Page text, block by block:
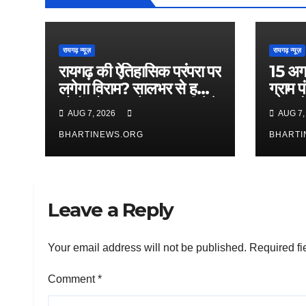
रायगढ़ न्यूज़
रायगढ़ की ऐतिहासिक परंपरा पर
लगेगा विराम? सालभर से हजारों
लोगों को रहता है जन्माष्टमी मेले
का बेसब्री से इंतजार! प्रशासन
को अपने फैसले पर पुनर्विचार
की जरूरत?
AUG 7, 2026
BHARTINEWS.ORG
रायगढ़ न्यूज़
15
ग्राम
महा-
AUG
Leave a Reply
Your email address will not be published. Required
Comment*